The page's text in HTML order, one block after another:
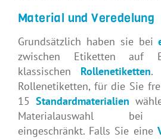
Material und Veredelung
Grundsätzlich haben sie bei
zwischen Etiketten auf
klassischen Rollenetiketten.
Rollenetiketten, für die Sie
15Standardmaterialien
Materialauswahl bei
eingeschränkt. Falls Sie eine